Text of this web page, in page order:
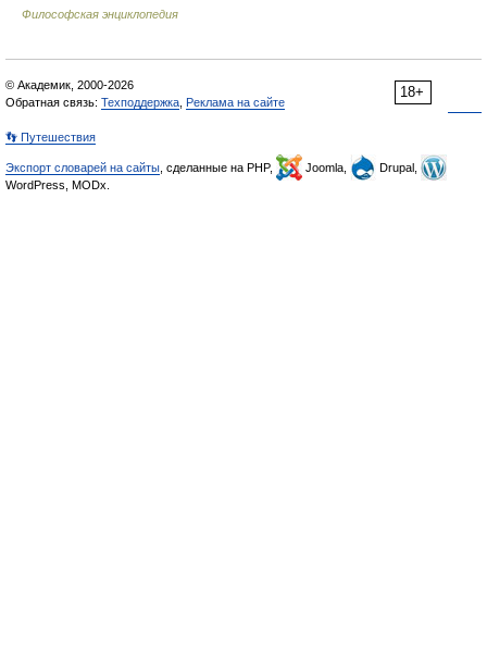
Философская энциклопедия
18+
© Академик, 2000-2026
Обратная связь: Техподдержка Реклама на сайте
👣 Путешествия
Экспорт словарей на сайты , сделанные на PHP, Joomla,
Drupal,
WordPress, MODx.